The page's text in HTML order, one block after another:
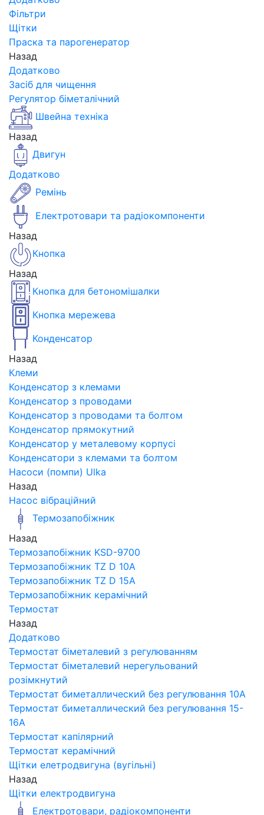
Фільтри
Щітки
Праска та парогенератор
Назад
Додатково
Засіб для чищення
Регулятор біметалічний
Швейна техніка
Назад
Двигун
Додатково
Ремінь
Електротовари та радіокомпоненти
Назад
Кнопка
Назад
Кнопка для бетономішалки
Кнопка мережева
Конденсатор
Назад
Клеми
Конденсатор з клемами
Конденсатор з проводами
Конденсатор з проводами та болтом
Конденсатор прямокутний
Конденсатор у металевому корпусі
Конденсатори з клемами та болтом
Насоси (помпи) Ulka
Назад
Насос вібраційний
Термозапобіжник
Назад
Термозапобіжник KSD-9700
Термозапобіжник TZ D 10A
Термозапобіжник TZ D 15A
Термозапобіжник керамічний
Термостат
Назад
Додатково
Термостат біметалевий з регулюванням
Термостат біметалевий нерегульований
розімкнутий
Термостат биметаллический без регулювання 10A
Термостат биметаллический без регулювання 15-
16A
Термостат капілярний
Термостат керамічний
Щітки елетродвигуна (вугільні)
Назад
Щітки електродвигуна
Електротовари, радіокомпоненти